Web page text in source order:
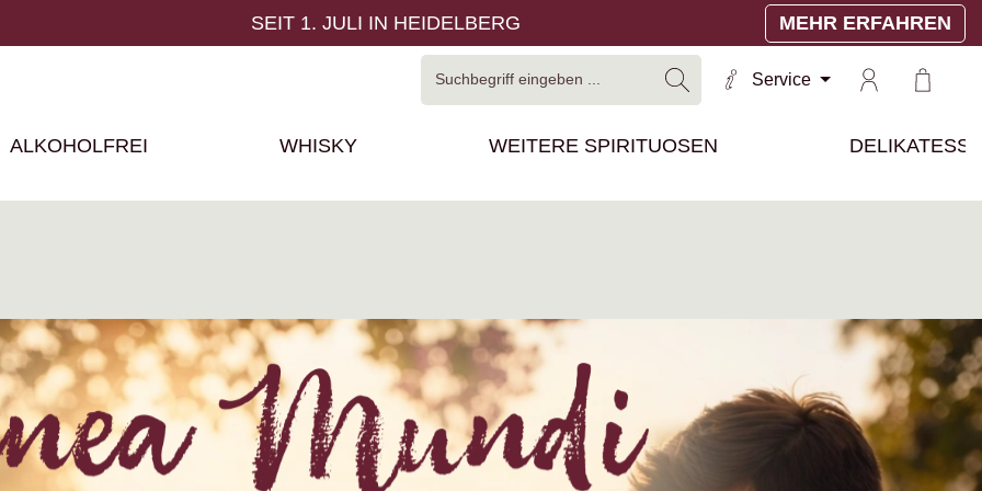
SEIT 1. JULI IN HEIDELBERG MEHR ERFAHREN
Service
ALKOHOLFREI WHISKY WEITERE SPIRITUOSEN